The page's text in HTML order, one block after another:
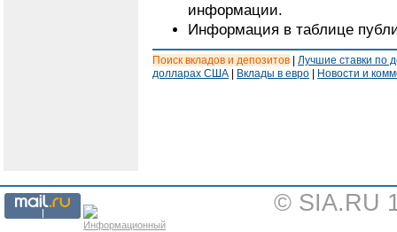
информации.
Информация в таблице
Поиск вкладов и депозитов | Лучшие ставки по
долларах США | Вклады в евро | Новости и
© SIA.RU